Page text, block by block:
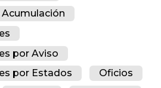
Acumulación
por Aviso
por Estados
Oficios